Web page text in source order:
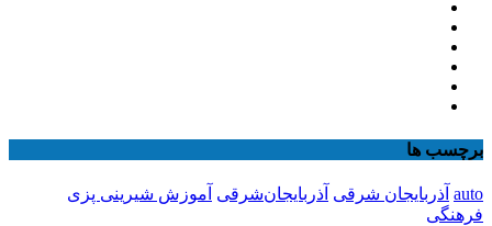
برچسب ها
auto آذربایجان شرقی آذربایجان‌شرقی آموزش شیرینی پزی
فرهنگی